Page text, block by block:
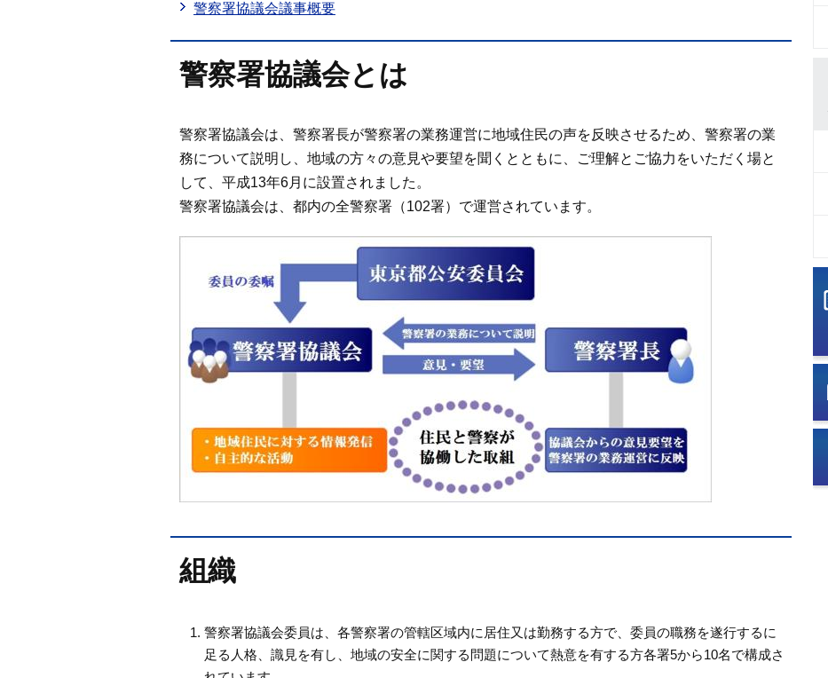
警察署協議会議事概要
警察署協議会とは
警察署協議会は、警察署長が警察署の業務運営に地域住民の声を反映させるため、警察署の業
務について説明し、地域の方々の意見や要望を聞くとともに、ご理解とご協力をいただく場と
して、平成13年6月に設置されました。
警察署協議会は、都内の全警察署（102署）で運営されています。
組織
警察署協議会委員は、各警察署の管轄区域内に居住又は勤務する方で、委員の職務を遂行するに
足る人格、識見を有し、地域の安全に関する問題について熱意を有する方各署5から10名で構成さ